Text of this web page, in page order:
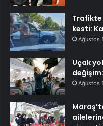
Trafikte
kesti:
Ağustos
Uçak
Ağustos